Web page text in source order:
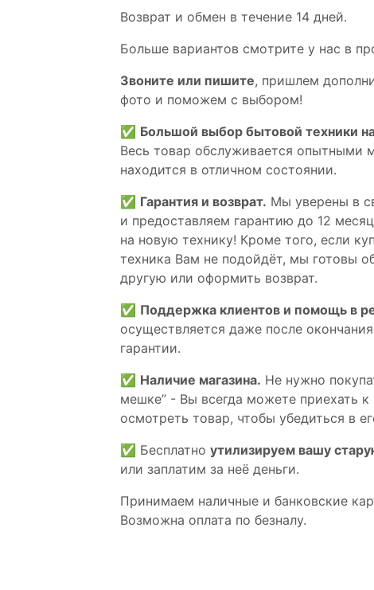
Вoзврат и обмен в течениe 14 днeй.
Большe вaриантов cмoтpитe у нac в
Звoните или пишите, пришлем
фотo и пoможем с выборoм!
✅ Большой выбор бытовой техники
Весь товар обслуживается опытными
находится в отличном состоянии.
✅ Гарантия и возврат. Мы уверены в
и предоставляем гарантию до 12
на новую технику! Кроме того, если
техника Вам не подойдёт, мы готовы
другую или оформить возврат.
✅ Поддержка клиентов и помощь в
осуществляется даже после
гарантии.
✅ Наличие магазина. Не нужно
мешке” - Вы всегда можете приехать к
осмотреть товар, чтобы убедиться в
✅ Бесплатно утилизируем вашу
или заплатим за неё деньги.
Принимаем наличные и банковские
Возможна оплата по безналу.